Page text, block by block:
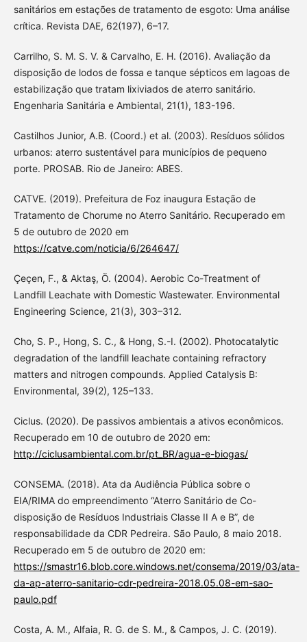
sanitários em estações de tratamento de esgoto: Uma análise
crítica. Revista DAE, 62(197), 6–17.
Carrilho, S. M. S. V. & Carvalho, E. H. (2016). Avaliação da
disposição de lodos de fossa e tanque sépticos em lagoas de
estabilização que tratam lixiviados de aterro sanitário.
Engenharia Sanitária e Ambiental, 21(1), 183-196.
Castilhos Junior, A.B. (Coord.) et al. (2003). Resíduos sólidos
urbanos: aterro sustentável para municípios de pequeno
porte. PROSAB. Rio de Janeiro: ABES.
CATVE. (2019). Prefeitura de Foz inaugura Estação de
Tratamento de Chorume no Aterro Sanitário. Recuperado em
5 de outubro de 2020 em
https://catve.com/noticia/6/264647/
Çeçen, F., & Aktaş, Ö. (2004). Aerobic Co-Treatment of
Landfill Leachate with Domestic Wastewater. Environmental
Engineering Science, 21(3), 303–312.
Cho, S. P., Hong, S. C., & Hong, S.-I. (2002). Photocatalytic
degradation of the landfill leachate containing refractory
matters and nitrogen compounds. Applied Catalysis B:
Environmental, 39(2), 125–133.
Ciclus. (2020). De passivos ambientais a ativos econômicos.
Recuperado em 10 de outubro de 2020 em:
http://ciclusambiental.com.br/pt_BR/agua-e-biogas/
CONSEMA. (2018). Ata da Audiência Pública sobre o
EIA/RIMA do empreendimento “Aterro Sanitário de Co-
disposição de Resíduos Industriais Classe II A e B”, de
responsabilidade da CDR Pedreira. São Paulo, 8 maio 2018.
Recuperado em 5 de outubro de 2020 em:
https://smastr16.blob.core.windows.net/consema/2019/03/ata-
da-ap-aterro-sanitario-cdr-pedreira-2018.05.08-em-sao-
paulo.pdf
Costa, A. M., Alfaia, R. G. de S. M., & Campos, J. C. (2019).